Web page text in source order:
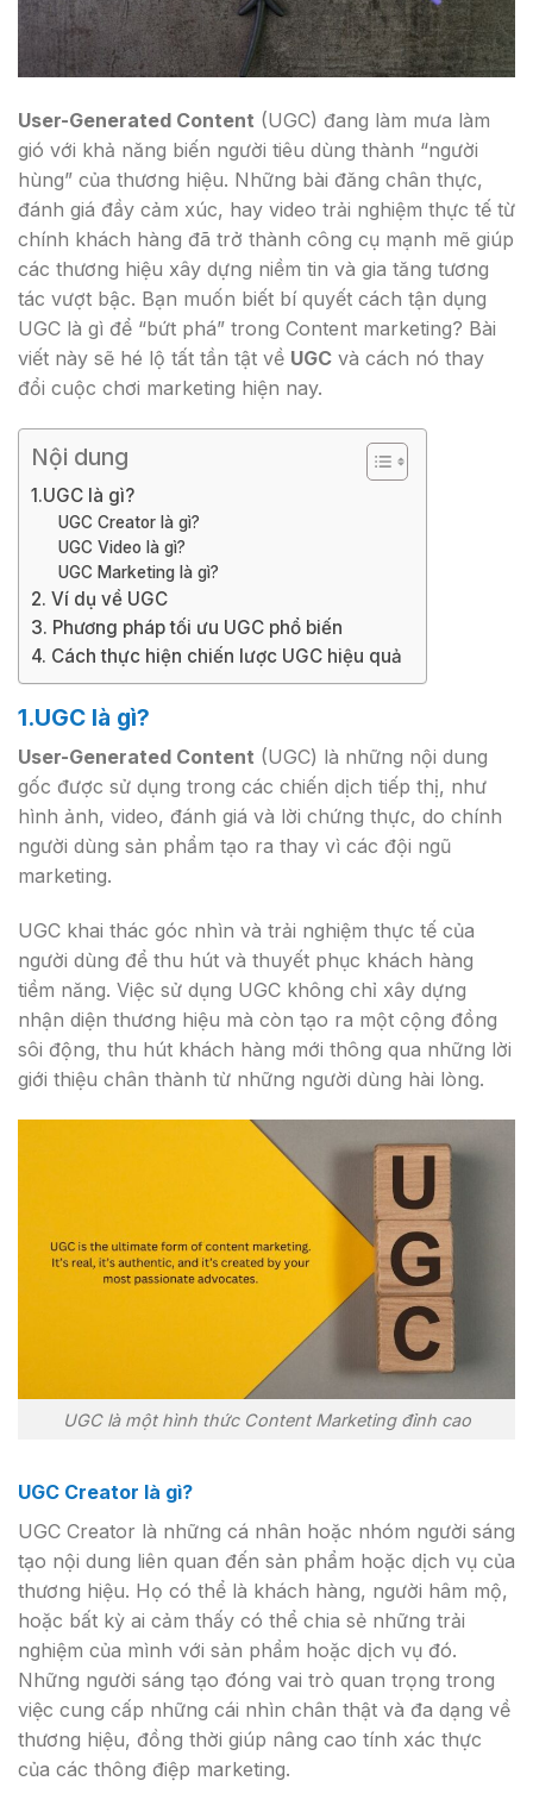
User-Generated Content (UGC) đang làm mưa làm
gió với khả năng biến người tiêu dùng thành “người
hùng” của thương hiệu. Những bài đăng chân thực,
đánh giá đầy cảm xúc, hay video trải nghiệm thực tế từ
chính khách hàng đã trở thành công cụ mạnh mẽ giúp
các thương hiệu xây dựng niềm tin và gia tăng tương
tác vượt bậc. Bạn muốn biết bí quyết cách tận dụng
UGC là gì để “bứt phá” trong Content marketing? Bài
viết này sẽ hé lộ tất tần tật về UGC và cách nó thay
đổi cuộc chơi marketing hiện nay.
Nội dung
1.UGC là gì?
UGC Creator là gì?
UGC Video là gì?
UGC Marketing là gì?
2. Ví dụ về UGC
3. Phương pháp tối ưu UGC phổ biến
4. Cách thực hiện chiến lược UGC hiệu quả
1.UGC là gì?
User-Generated Content (UGC) là những nội dung
gốc được sử dụng trong các chiến dịch tiếp thị, như
hình ảnh, video, đánh giá và lời chứng thực, do chính
người dùng sản phẩm tạo ra thay vì các đội ngũ
marketing.
UGC khai thác góc nhìn và trải nghiệm thực tế của
người dùng để thu hút và thuyết phục khách hàng
tiềm năng. Việc sử dụng UGC không chỉ xây dựng
nhận diện thương hiệu mà còn tạo ra một cộng đồng
sôi động, thu hút khách hàng mới thông qua những lời
giới thiệu chân thành từ những người dùng hài lòng.
UGC là một hình thức Content Marketing đỉnh cao
UGC Creator là gì?
UGC Creator là những cá nhân hoặc nhóm người sáng
tạo nội dung liên quan đến sản phẩm hoặc dịch vụ của
thương hiệu. Họ có thể là khách hàng, người hâm mộ,
hoặc bất kỳ ai cảm thấy có thể chia sẻ những trải
nghiệm của mình với sản phẩm hoặc dịch vụ đó.
Những người sáng tạo đóng vai trò quan trọng trong
việc cung cấp những cái nhìn chân thật và đa dạng về
thương hiệu, đồng thời giúp nâng cao tính xác thực
của các thông điệp marketing.